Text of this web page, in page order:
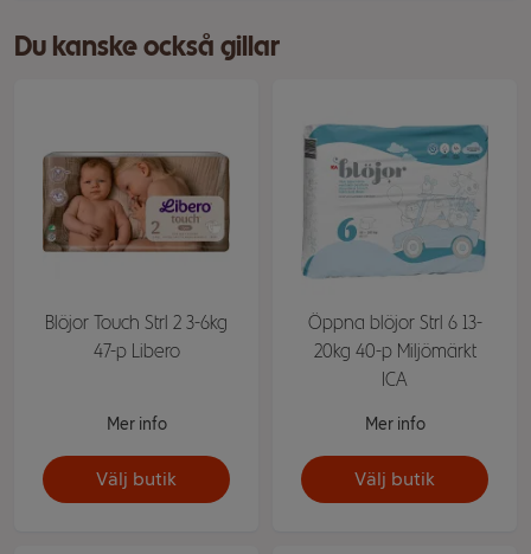
Du kanske också gillar
Blöjor Touch Strl 2 3-6kg
47-p Libero
Mer info
Välj butik
Öppna blöjor Strl 6 13-
20kg 40-p Miljömärkt
ICA
Mer info
Välj butik